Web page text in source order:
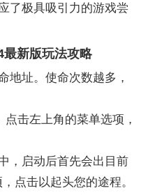
了极具吸引力的游戏尝
最新版玩法攻略
地址。使命次数越多，
击左上角的菜单选项，
，启动后首先会出目前
点击以起头您的途程。